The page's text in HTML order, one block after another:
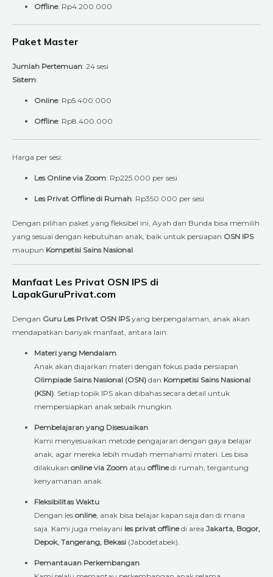
Offline: Rp4.200.000
Paket Master
Jumlah Pertemuan: 24 sesi
Sistem:
Online: Rp5.400.000
Offline: Rp8.400.000
Harga per sesi:
Les Online via Zoom: Rp225.000 per sesi
Les Privat Offline di Rumah: Rp350.000 per sesi
Dengan pilihan paket yang fleksibel ini, Ayah dan Bunda bisa memilih
yang sesuai dengan kebutuhan anak, baik untuk persiapan OSN IPS
maupun Kompetisi Sains Nasional
Manfaat Les Privat OSN IPS di
LapakGuruPrivat.com
Dengan Guru Les Privat OSN IPSyang berpengalaman, anak akan
mendapatkan banyak manfaat, antara lain:
Materi yang Mendalam
Anak akan diajarkan materi dengan fokus pada persiapan
Olimpiade Sains Nasional (OSN) dan Kompetisi Sains Nasional
(KSN) . Setiap topik IPS akan dibahas secara detail untuk
mempersiapkan anak sebaik mungkin.
Pembelajaran yang Disesuaikan
Kami menyesuaikan metode pengajaran dengan gaya belajar
anak, agar mereka lebih mudah memahami materi. Les bisa
dilakukan online via Zoom atau offlinedi rumah, tergantung
kenyamanan anak.
Fleksibilitas Waktu
Dengan les online, anak bisa belajar kapan saja dan di mana
saja. Kami juga melayani les privat offlinedi area Jakarta, Bogor,
Depok, Tangerang, Bekasi (Jabodetabek).
Pemantauan Perkembangan